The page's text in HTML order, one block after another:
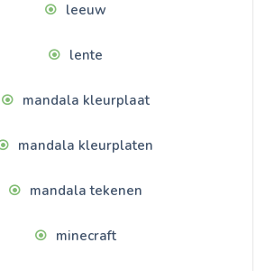
leeuw
lente
mandala kleurplaat
mandala kleurplaten
mandala tekenen
minecraft